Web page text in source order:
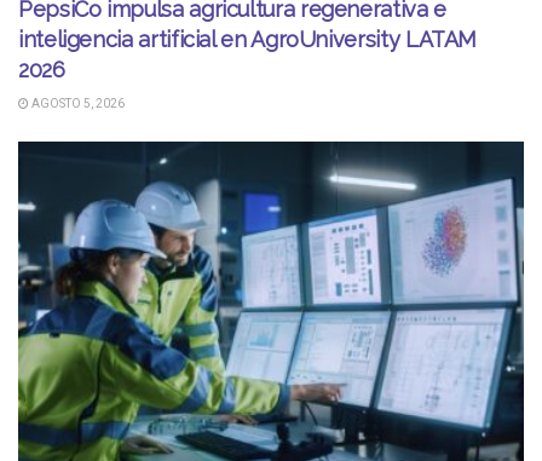
PepsiCo impulsa agricultura regenerativa e
inteligencia artificial en AgroUniversity LATAM
2026
AGOSTO 5, 2026